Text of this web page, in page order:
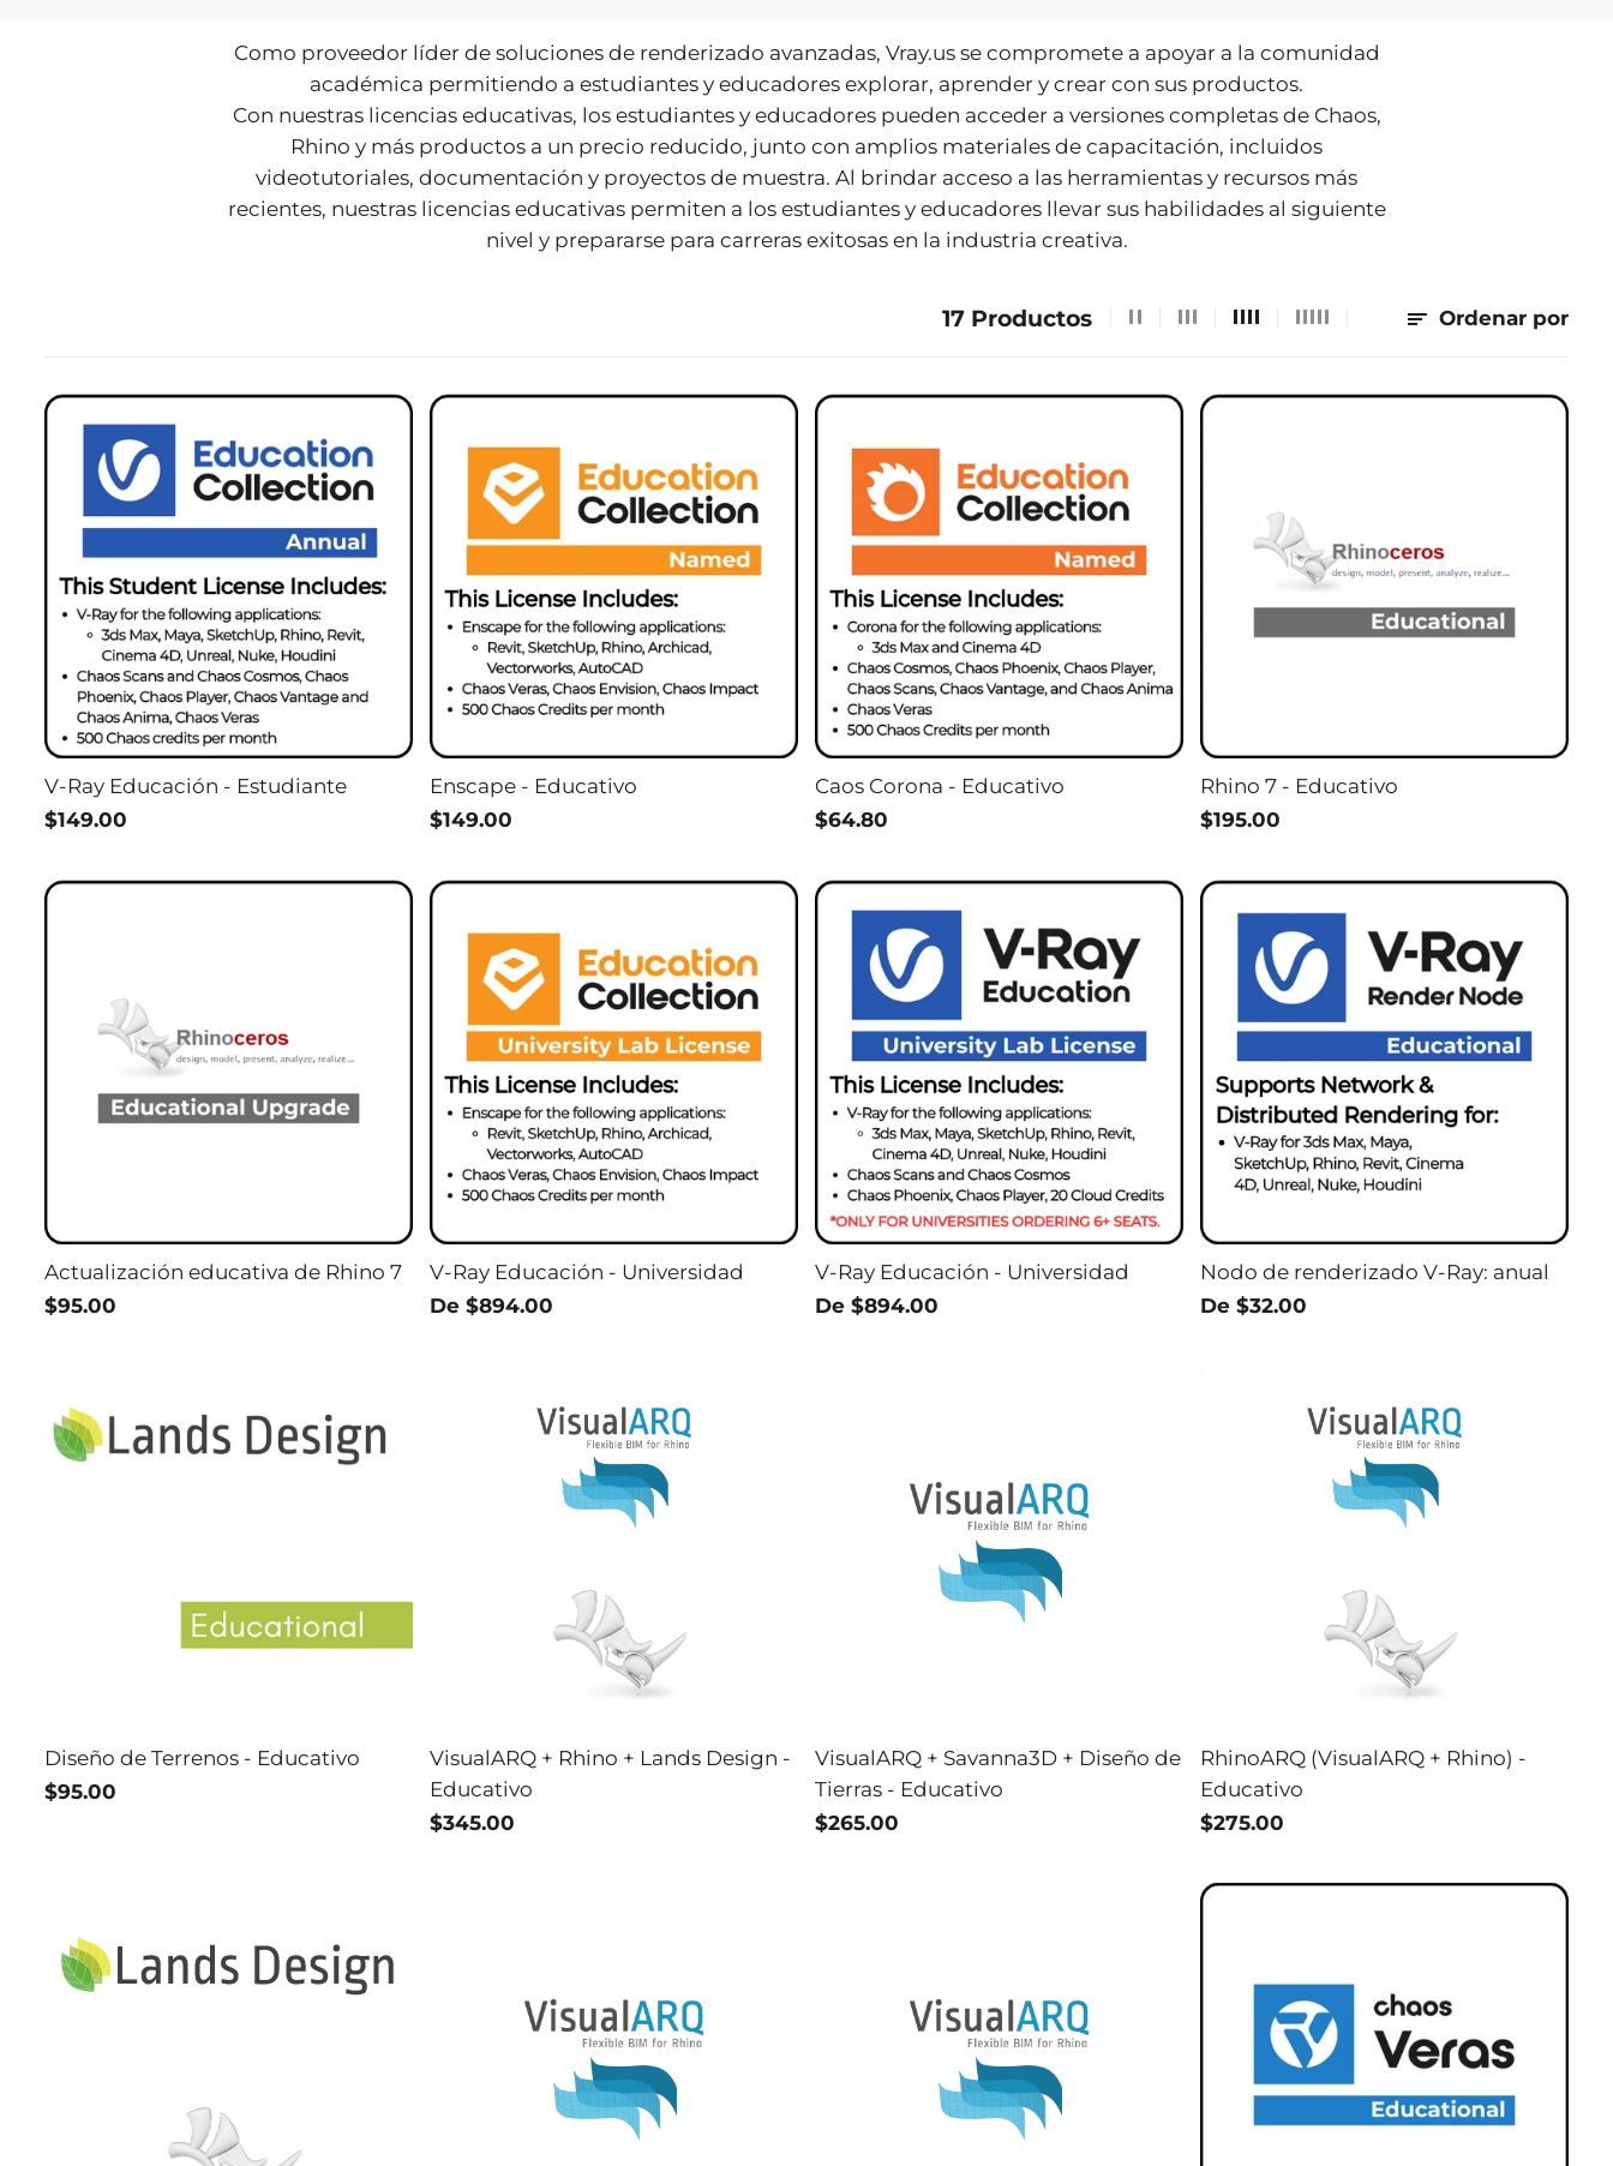
Como proveedor líder de soluciones de renderizado avanzadas, Vray.us se compromete a apoyar a la comunidad
académica permitiendo a estudiantes y educadores explorar, aprender y crear con sus productos.
Con nuestras licencias educativas, los estudiantes y educadores pueden acceder a versiones completas de Chaos,
Rhino y más productos a un precio reducido, junto con amplios materiales de capacitación, incluidos
videotutoriales, documentación y proyectos de muestra. Al brindar acceso a las herramientas y recursos más
recientes, nuestras licencias educativas permiten a los estudiantes y educadores llevar sus habilidades al siguiente
nivel y prepararse para carreras exitosas en la industria creativa.
17 Productos Ordenar por
V-Ray Educación - Estudiante
$149.00
Enscape - Educativo
$149.00
Caos Corona - Educativo
$64.80
Rhino 7 - Educativo
$195.00
Actualización educativa de Rhino 7
$95.00
V-Ray Educación - Universidad
De $894.00
V-Ray Educación - Universidad
De $894.00
Nodo de renderizado V-Ray: anual
De $32.00
Diseño de Terrenos - Educativo
$95.00
VisualARQ + Rhino + Lands Design -
Educativo
$345.00
VisualARQ + Savanna3D + Diseño de
Tierras - Educativo
$265.00
RhinoARQ (VisualARQ + Rhino) -
Educativo
$275.00